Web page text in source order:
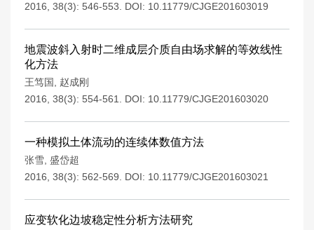
2016, 38(3): 546-553.
DOI: 10.11779/CJGE201603019
地震波斜入射时二维成层介质自由场求解的等效线性
化方法
王笃国
赵成刚
2016, 38(3): 554-561.
DOI: 10.11779/CJGE201603020
一种模拟土体流动的连续体数值方法
张雪 盛岱超
2016, 38(3): 562-569.
DOI: 10.11779/CJGE201603021
应变软化边坡稳定性分析方法研究